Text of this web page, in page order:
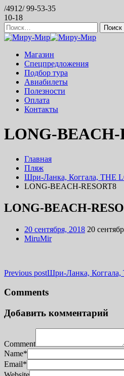
/4912/ 99-53-35
10-18
Найти:
Магазин
Спецпредложения
Подбор тура
Авиабилеты
Полезности
Оплата
Контакты
LONG-BEACH-
Главная
Пляж
Шри-Ланка, Коггала, THE
LONG-BEACH-RESORT8
LONG-BEACH-
20 сентября, 2018 20
MiruMir
Previous postШри-Ланка,
Comments
Добавить комментарий
Comment
Name*
Email*